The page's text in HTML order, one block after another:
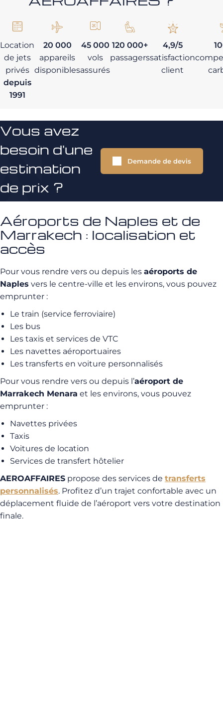
Location
de jets
privés
depuis
1991
20 000
appareils
disponibles
45 000
vols
assurés
120 000+
passagers
4,9/5
satisfaction
client
Vous avez
besoin d'une
estimation
de prix ?
Demande de devis
Aéroports de Naples et de
Marrakech : localisation et
accès
Pour vous rendre vers ou depuis les aéroports de
Naples vers le centre-ville et les environs, vous pouvez
emprunter :
Le train (service ferroviaire)
Les bus
Les taxis et services de VTC
Les navettes aéroportuaires
Les transferts en voiture personnalisés
Pour vous rendre vers ou depuis l’aéroport de
Marrakech Menara et les environs, vous pouvez
emprunter :
Navettes privées
Taxis
Voitures de location
Services de transfert hôtelier
AEROAFFAIRES propose des services de transferts
personnalisés. Profitez d’un trajet confortable avec un
déplacement fluide de l’aéroport vers votre destination
finale.